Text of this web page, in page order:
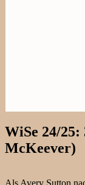
WiSe 24/
McKeever)